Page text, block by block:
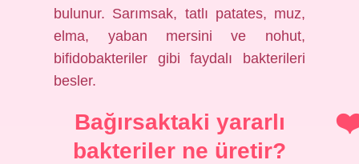
bulunur. Sarımsak, tatlı patates, muz,
elma, yaban mersini ve nohut,
bifidobakteriler gibi faydalı bakterileri
besler.
Bağırsaktaki yararlı
bakteriler ne üretir?